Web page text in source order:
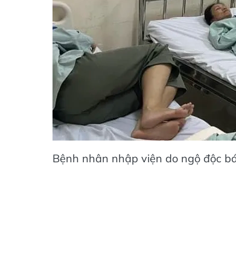
Bệnh nhân nhập viện do ngộ độc